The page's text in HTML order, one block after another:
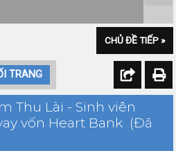
CHỦ ĐỀ TIẾP »
TRANG
Thu Lài - Sinh viên
vốn Heart Bank (Đã